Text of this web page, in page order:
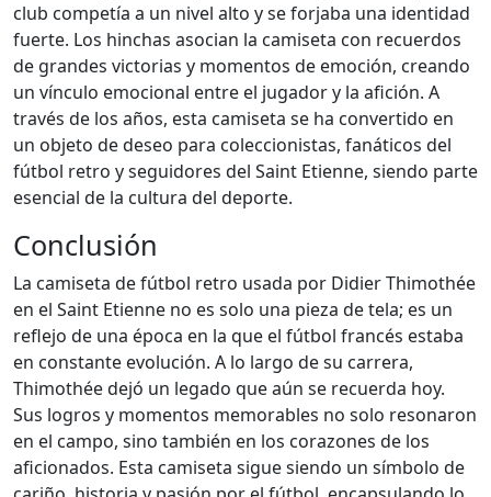
club competía a un nivel alto y se forjaba una identidad
fuerte. Los hinchas asocian la camiseta con recuerdos
de grandes victorias y momentos de emoción, creando
un vínculo emocional entre el jugador y la afición. A
través de los años, esta camiseta se ha convertido en
un objeto de deseo para coleccionistas, fanáticos del
fútbol retro y seguidores del Saint Etienne, siendo parte
esencial de la cultura del deporte.
Conclusión
La camiseta de fútbol retro usada por Didier Thimothée
en el Saint Etienne no es solo una pieza de tela; es un
reflejo de una época en la que el fútbol francés estaba
en constante evolución. A lo largo de su carrera,
Thimothée dejó un legado que aún se recuerda hoy.
Sus logros y momentos memorables no solo resonaron
en el campo, sino también en los corazones de los
aficionados. Esta camiseta sigue siendo un símbolo de